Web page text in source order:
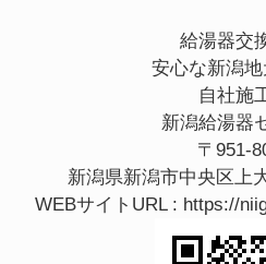
給湯器交
安心な新潟
自社施
新潟給湯器
〒951-
新潟県新潟市中央区上
WEBサイトURL : https://